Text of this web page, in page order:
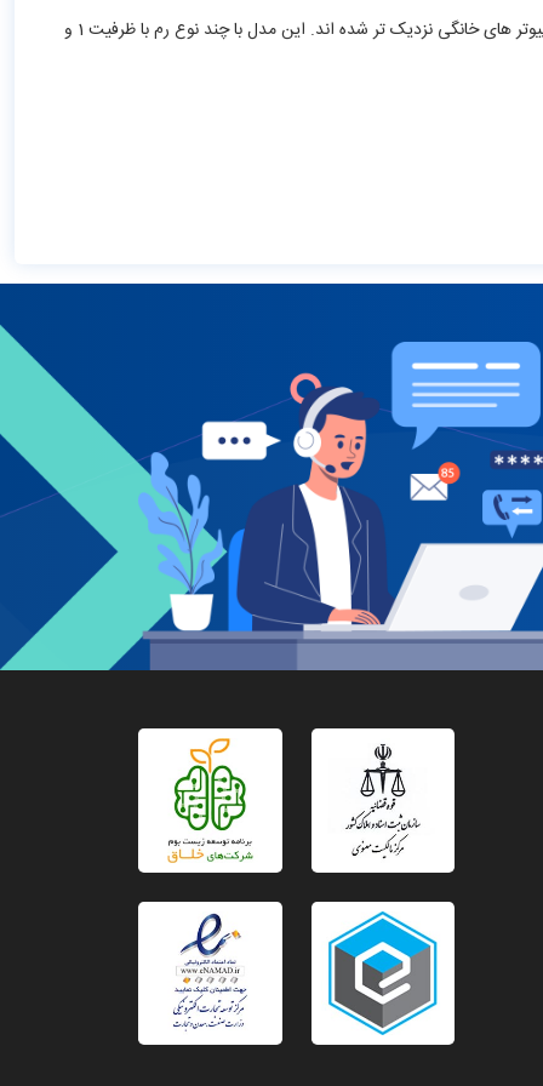
برد رسپبری پای 4 یکی از محبوبترین مدل های مینی کامپیوتر های Raspberry Pi است. ورژن های جدید با به کارگیری تکنولوژی بالاتر از لحاظ کارکرد به کامپیوتر های خانگی نزدیک تر شده اند. این مدل با چند نوع رم با ظرفیت 1 و